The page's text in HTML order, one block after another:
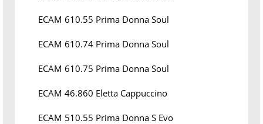
ECAM 610.55 Prima Donna Soul
ECAM 610.74 Prima Donna Soul
ECAM 610.75 Prima Donna Soul
ECAM 46.860 Eletta Cappuccino
ECAM 510.55 Prima Donna S Evo